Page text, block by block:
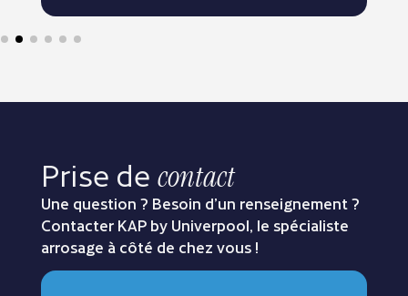
Prise de contact
Une question ? Besoin d’un renseignement ?
Contacter KAP by Univerpool, le spécialiste
arrosage à côté de chez vous !